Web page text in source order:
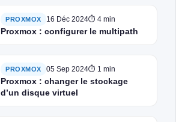
PROXMOX 16 Déc 2024⏱ 4 min
Proxmox : configurer le multipath
PROXMOX 05 Sep 2024⏱ 1 min
Proxmox : changer le stockage
d’un disque virtuel